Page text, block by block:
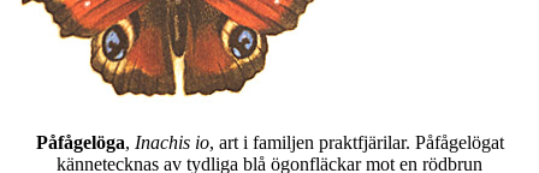
Påfågelöga, Inachis io, art i familjen praktfjärilar. Påfågelögat
kännetecknas av tydliga blå ögonfläckar mot en rödbrun